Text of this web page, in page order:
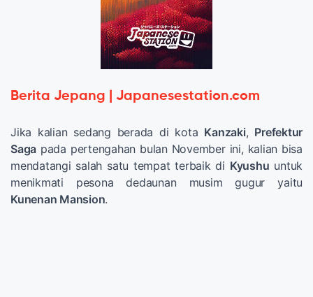
Berita Jepang | Japanesestation.com
Jika kalian sedang berada di kota Kanzaki, Prefektur
Saga pada pertengahan bulan November ini, kalian bisa
mendatangi salah satu tempat terbaik di Kyushu untuk
menikmati pesona dedaunan musim gugur yaitu
Kunenan Mansion.